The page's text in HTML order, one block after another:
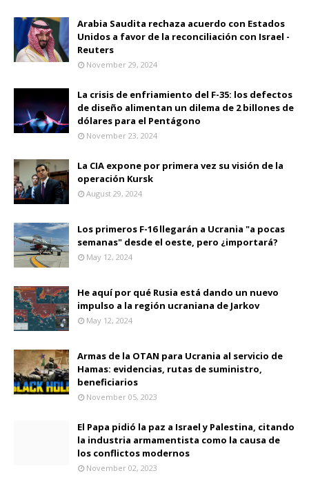
Arabia Saudita rechaza acuerdo con Estados
Unidos a favor de la reconciliación con Israel -
Reuters
November 29, 2024
La crisis de enfriamiento del F-35: los defectos
de diseño alimentan un dilema de 2 billones de
dólares para el Pentágono
November 23, 2024
La CIA expone por primera vez su visión de la
operación Kursk
August 29, 2024
Los primeros F-16 llegarán a Ucrania "a pocas
semanas" desde el oeste, pero ¿importará?
May 12, 2024
He aquí por qué Rusia está dando un nuevo
impulso a la región ucraniana de Jarkov
May 12, 2024
Armas de la OTAN para Ucrania al servicio de
Hamas: evidencias, rutas de suministro,
beneficiarios
November 05, 2023
El Papa pidió la paz a Israel y Palestina, citando
la industria armamentista como la causa de
los conflictos modernos
November 02, 2023